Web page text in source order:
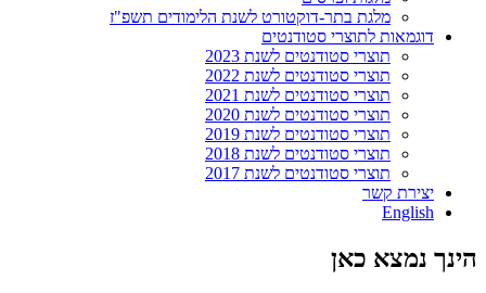
מלגת בתר-דוקטורט לשנת הלימודים תשפ"ז
דוגמאות לתוצרי סטודנטים
תוצרי סטודנטים לשנת 2023
תוצרי סטודנטים לשנת 2022
תוצרי סטודנטים לשנת 2021
תוצרי סטודנטים לשנת 2020
תוצרי סטודנטים לשנת 2019
תוצרי סטודנטים לשנת 2018
תוצרי סטודנטים לשנת 2017
יצירת קשר
English
הינך נמצא כאן